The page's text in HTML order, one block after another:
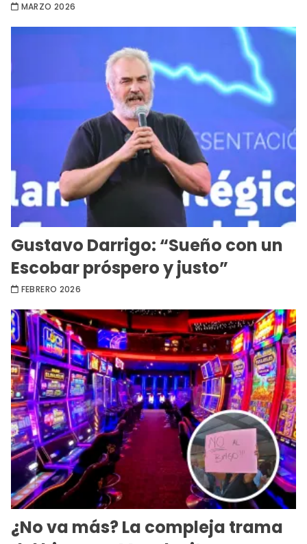
MARZO 2026
Gustavo Darrigo: “Sueño con un
Escobar próspero y justo”
FEBRERO 2026
¿No va más? La compleja trama